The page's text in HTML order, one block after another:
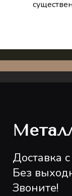
Доставка
Без
Звоните!